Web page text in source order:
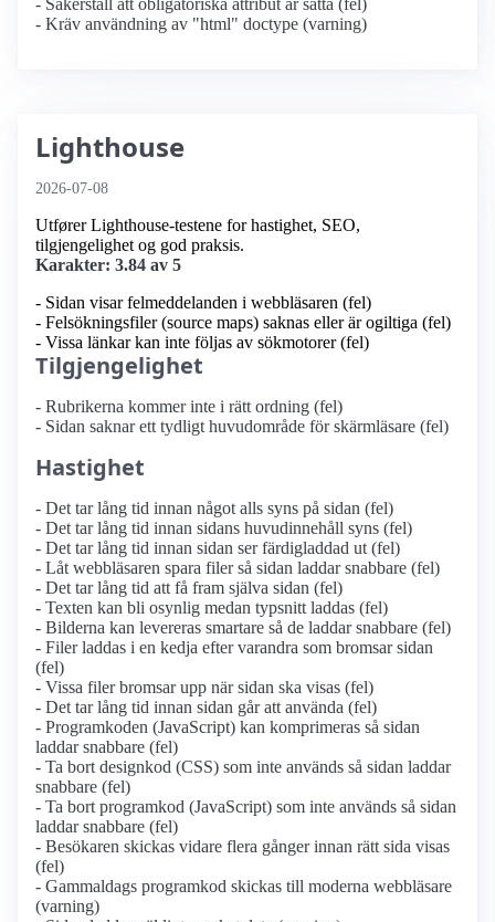
- Säkerställ att obligatoriska attribut är satta (fel)
- Kräv användning av "html" doctype (varning)
Lighthouse
2026-07-08
Utfører Lighthouse-testene for hastighet, SEO,
tilgjengelighet og god praksis.
Karakter: 3.84 av 5
- Sidan visar felmeddelanden i webbläsaren (fel)
- Felsökningsfiler (source maps) saknas eller är ogiltiga (fel)
- Vissa länkar kan inte följas av sökmotorer (fel)
Tilgjengelighet
- Rubrikerna kommer inte i rätt ordning (fel)
- Sidan saknar ett tydligt huvudområde för skärmläsare (fel)
Hastighet
- Det tar lång tid innan något alls syns på sidan (fel)
- Det tar lång tid innan sidans huvudinnehåll syns (fel)
- Det tar lång tid innan sidan ser färdigladdad ut (fel)
- Låt webbläsaren spara filer så sidan laddar snabbare (fel)
- Det tar lång tid att få fram själva sidan (fel)
- Texten kan bli osynlig medan typsnitt laddas (fel)
- Bilderna kan levereras smartare så de laddar snabbare (fel)
- Filer laddas i en kedja efter varandra som bromsar sidan
(fel)
- Vissa filer bromsar upp när sidan ska visas (fel)
- Det tar lång tid innan sidan går att använda (fel)
- Programkoden (JavaScript) kan komprimeras så sidan
laddar snabbare (fel)
- Ta bort designkod (CSS) som inte används så sidan laddar
snabbare (fel)
- Ta bort programkod (JavaScript) som inte används så sidan
laddar snabbare (fel)
- Besökaren skickas vidare flera gånger innan rätt sida visas
(fel)
- Gammaldags programkod skickas till moderna webbläsare
(varning)